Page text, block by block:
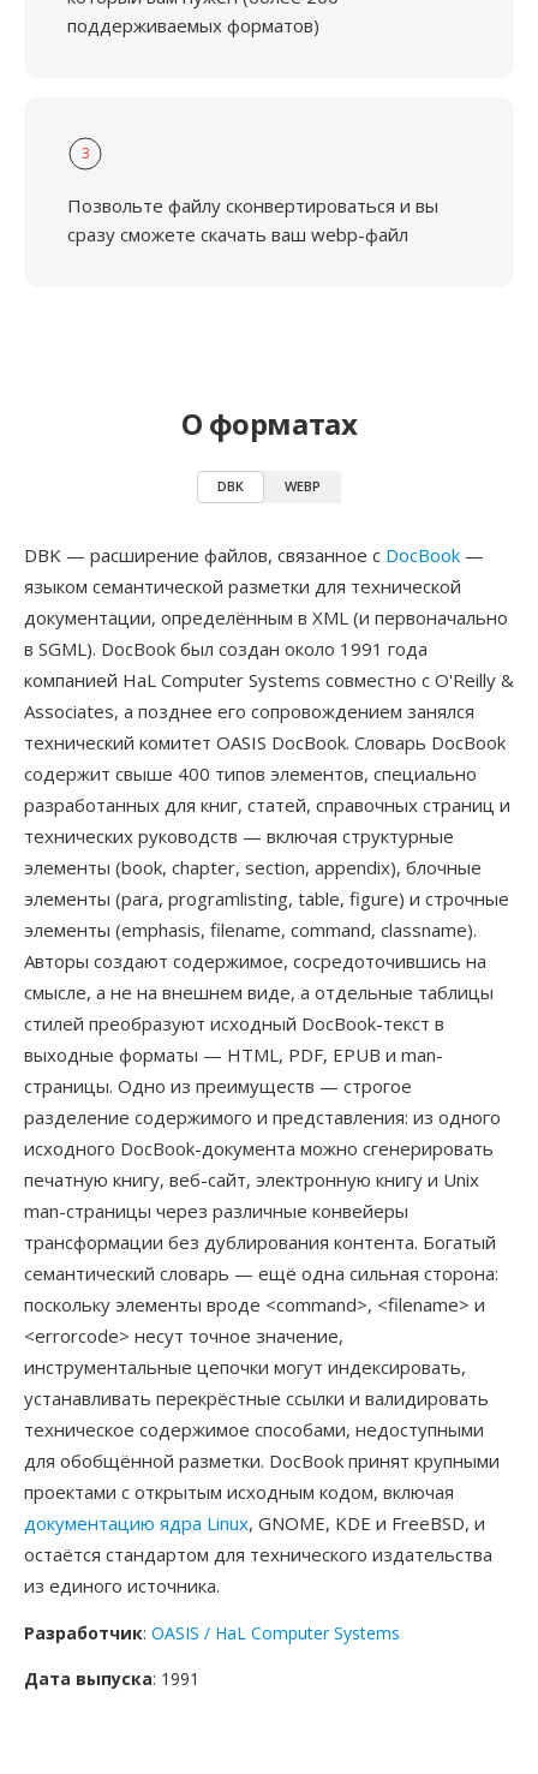
поддерживаемых форматов)
3
Позвольте файлу сконвертироваться и вы
сразу сможете скачать ваш webp-файл
О форматах
DBK WEBP
DBK — расширение файлов, связанное с DocBook —
языком семантической разметки для технической
документации, определённым в XML (и первоначально
в SGML). DocBook был создан около 1991 года
компанией HaL Computer Systems совместно с O'Reilly &
Associates, а позднее его сопровождением занялся
технический комитет OASIS DocBook. Словарь DocBook
содержит свыше 400 типов элементов, специально
разработанных для книг, статей, справочных страниц и
технических руководств — включая структурные
элементы (book, chapter, section, appendix), блочные
элементы (para, programlisting, table, figure) и строчные
элементы (emphasis, filename, command, classname).
Авторы создают содержимое, сосредоточившись на
смысле, а не на внешнем виде, а отдельные таблицы
стилей преобразуют исходный DocBook-текст в
выходные форматы — HTML, PDF, EPUB и man-
страницы. Одно из преимуществ — строгое
разделение содержимого и представления: из одного
исходного DocBook-документа можно сгенерировать
печатную книгу, веб-сайт, электронную книгу и Unix
man-страницы через различные конвейеры
трансформации без дублирования контента. Богатый
семантический словарь — ещё одна сильная сторона:
поскольку элементы вроде <command>, <filename> и
<errorcode> несут точное значение,
инструментальные цепочки могут индексировать,
устанавливать перекрёстные ссылки и валидировать
техническое содержимое способами, недоступными
для обобщённой разметки. DocBook принят крупными
проектами с открытым исходным кодом, включая
документацию ядра Linux, GNOME, KDE и FreeBSD, и
остаётся стандартом для технического издательства
из единого источника.
Разработчик: OASIS / HaL Computer Systems
Дата выпуска: 1991